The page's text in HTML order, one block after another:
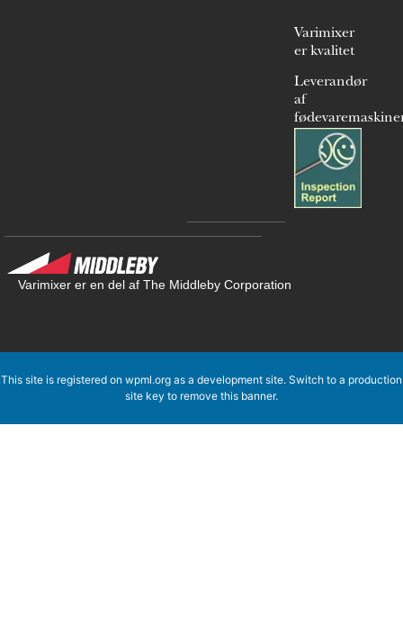
Varimixer
er kvalitet
Leverandør
af
Varimixer er en del af The Middleby Corporation
This site is registered on wpml.org as a development site. Switch to a production
site key to remove this banner.